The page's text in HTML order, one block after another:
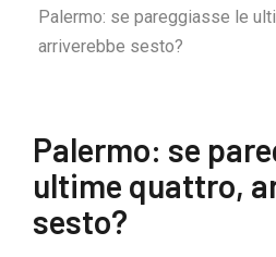
Palermo: se pareggiasse le
arriverebbe sesto?
Palermo: se
ultime quattro,
sesto?